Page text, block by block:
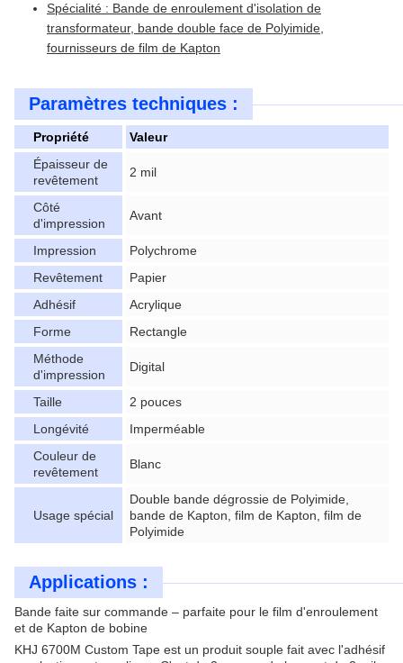
Spécialité : Bande de enroulement d'isolation de
transformateur, bande double face de Polyimide,
fournisseurs de film de Kapton
Paramètres techniques :
Propriété
Valeur
Épaisseur de
revêtement
2 mil
Côté
d'impression
Avant
Impression
Polychrome
Revêtement
Papier
Adhésif
Acrylique
Forme
Rectangle
Méthode
d'impression
Digital
Taille
2 pouces
Longévité
Imperméable
Couleur de
revêtement
Blanc
Usage spécial
Double bande dégrossie de Polyimide,
bande de Kapton, film de Kapton, film de
Polyimide
Applications :
Bande faite sur commande – parfaite pour le film d'enroulement
et de Kapton de bobine
KHJ 6700M Custom Tape est un produit souple fait avec l'adhésif